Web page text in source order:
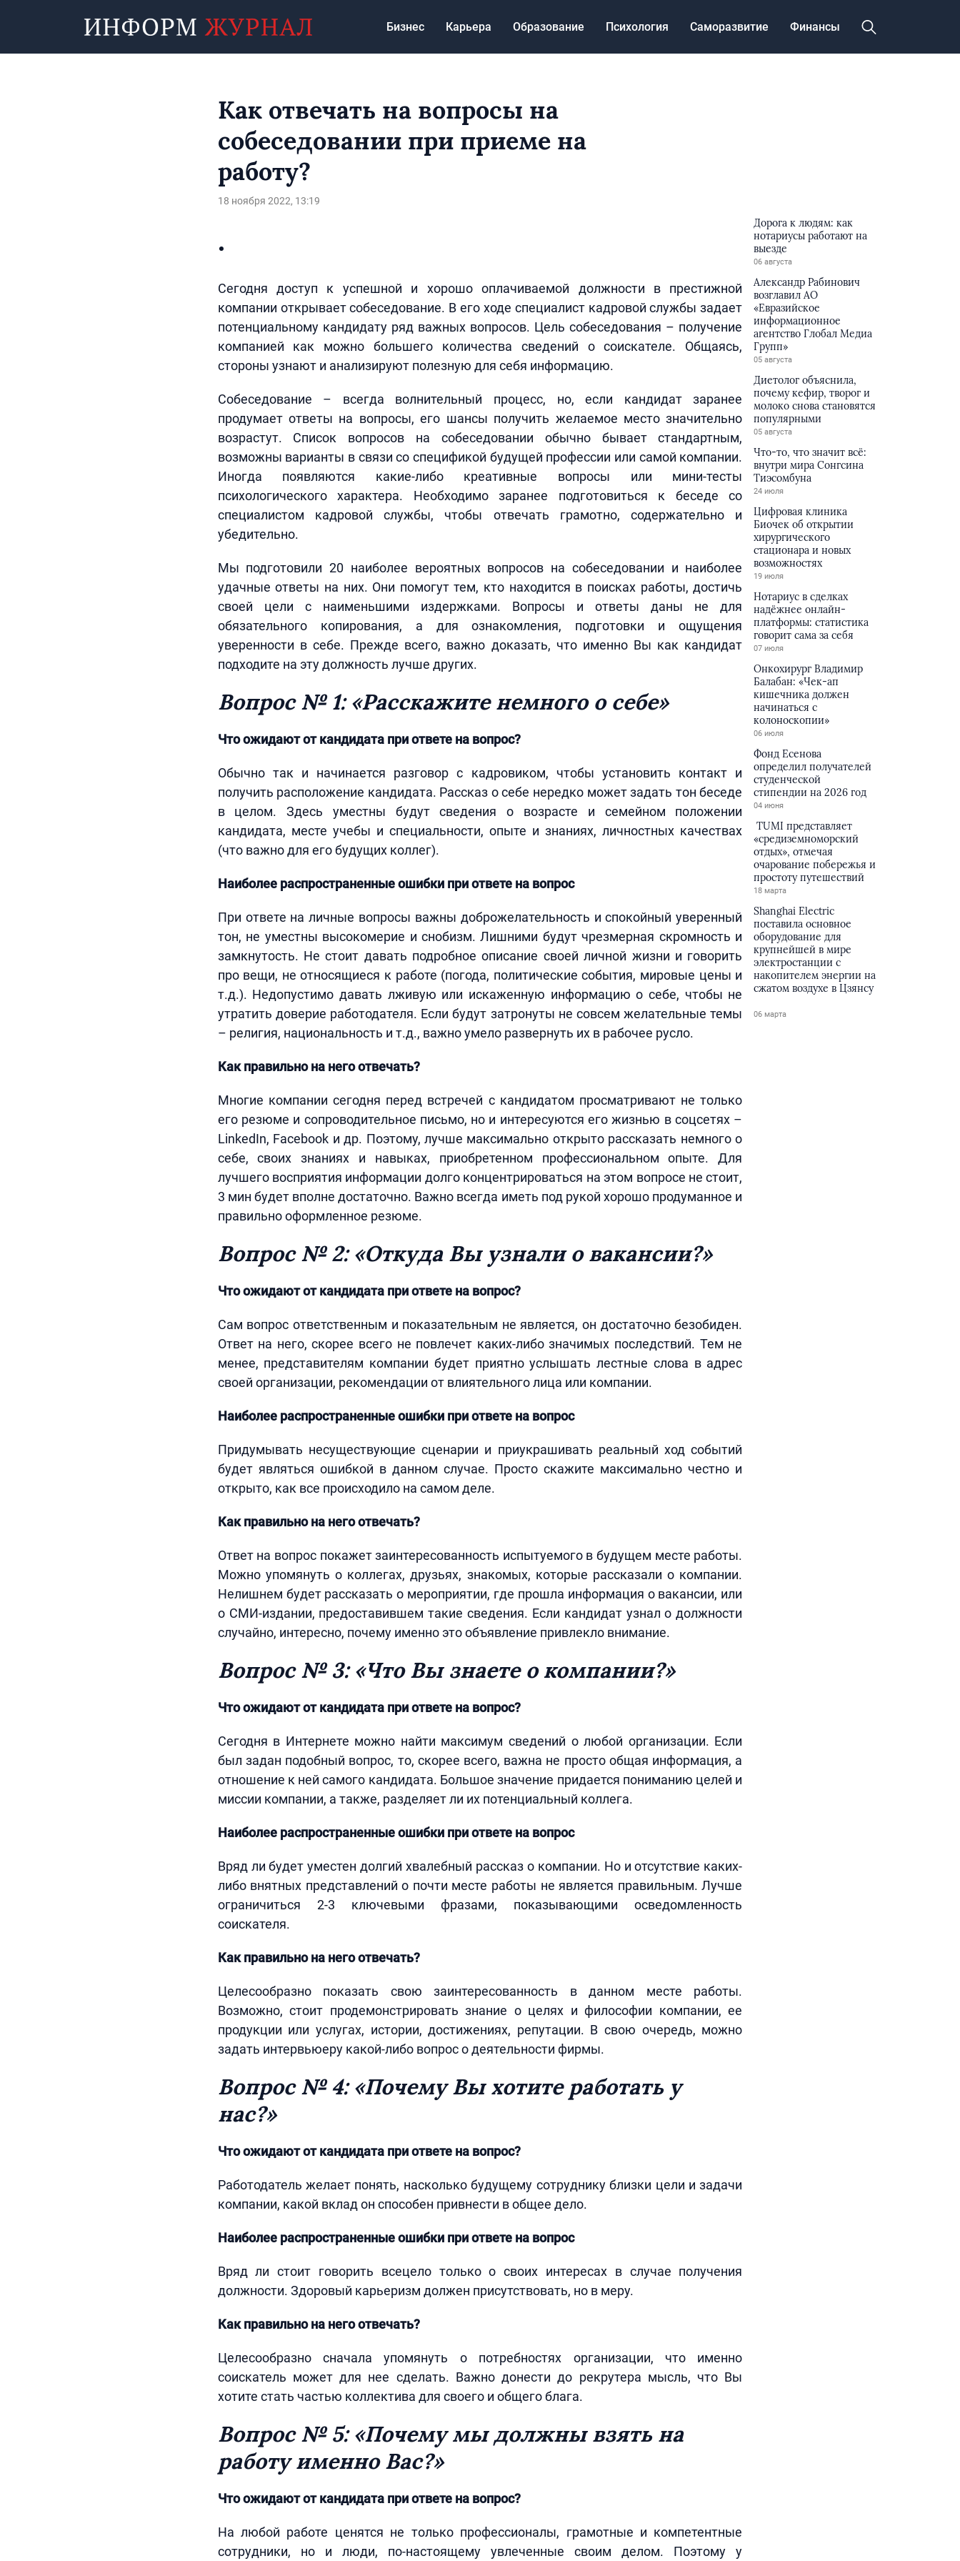
Бизнес Карьера Образование Психология Саморазвитие Финансы
Как отвечать на вопросы на
собеседовании при приеме на
работу?
18 ноября 2022, 13:19
Сегодня доступ к успешной и хорошо оплачиваемой должности в престижной
компании открывает собеседование. В его ходе специалист кадровой службы задает
потенциальному кандидату ряд важных вопросов. Цель собеседования – получение
компанией как можно большего количества сведений о соискателе. Общаясь,
стороны узнают и анализируют полезную для себя информацию.
Собеседование – всегда волнительный процесс, но, если кандидат заранее
продумает ответы на вопросы, его шансы получить желаемое место значительно
возрастут. Список вопросов на собеседовании обычно бывает стандартным,
возможны варианты в связи со спецификой будущей профессии или самой компании.
Иногда появляются какие-либо креативные вопросы или мини-тесты
психологического характера. Необходимо заранее подготовиться к беседе со
специалистом кадровой службы, чтобы отвечать грамотно, содержательно и
убедительно.
Мы подготовили 20 наиболее вероятных вопросов на собеседовании и наиболее
удачные ответы на них. Они помогут тем, кто находится в поисках работы, достичь
своей цели с наименьшими издержками. Вопросы и ответы даны не для
обязательного копирования, а для ознакомления, подготовки и ощущения
уверенности в себе. Прежде всего, важно доказать, что именно Вы как кандидат
подходите на эту должность лучше других.
Вопрос № 1: «Расскажите немного о себе»
Что ожидают от кандидата при ответе на вопрос?
Обычно так и начинается разговор с кадровиком, чтобы установить контакт и
получить расположение кандидата. Рассказ о себе нередко может задать тон беседе
в целом. Здесь уместны будут сведения о возрасте и семейном положении
кандидата, месте учебы и специальности, опыте и знаниях, личностных качествах
(что важно для его будущих коллег).
Наиболее распространенные ошибки при ответе на вопрос
При ответе на личные вопросы важны доброжелательность и спокойный уверенный
тон, не уместны высокомерие и снобизм. Лишними будут чрезмерная скромность и
замкнутость. Не стоит давать подробное описание своей личной жизни и говорить
про вещи, не относящиеся к работе (погода, политические события, мировые цены и
т.д.). Недопустимо давать лживую или искаженную информацию о себе, чтобы не
утратить доверие работодателя. Если будут затронуты не совсем желательные темы
– религия, национальность и т.д., важно умело развернуть их в рабочее русло.
Как правильно на него отвечать?
Многие компании сегодня перед встречей с кандидатом просматривают не только
его резюме и сопроводительное письмо, но и интересуются его жизнью в соцсетях –
LinkedIn, Facebook и др. Поэтому, лучше максимально открыто рассказать немного о
себе, своих знаниях и навыках, приобретенном профессиональном опыте. Для
лучшего восприятия информации долго концентрироваться на этом вопросе не стоит,
3 мин будет вполне достаточно. Важно всегда иметь под рукой хорошо продуманное и
правильно оформленное резюме.
Вопрос № 2: «Откуда Вы узнали о вакансии?»
Что ожидают от кандидата при ответе на вопрос?
Сам вопрос ответственным и показательным не является, он достаточно безобиден.
Ответ на него, скорее всего не повлечет каких-либо значимых последствий. Тем не
менее, представителям компании будет приятно услышать лестные слова в адрес
своей организации, рекомендации от влиятельного лица или компании.
Наиболее распространенные ошибки при ответе на вопрос
Придумывать несуществующие сценарии и приукрашивать реальный ход событий
будет являться ошибкой в данном случае. Просто скажите максимально честно и
открыто, как все происходило на самом деле.
Как правильно на него отвечать?
Ответ на вопрос покажет заинтересованность испытуемого в будущем месте работы.
Можно упомянуть о коллегах, друзьях, знакомых, которые рассказали о компании.
Нелишнем будет рассказать о мероприятии, где прошла информация о вакансии, или
о СМИ-издании, предоставившем такие сведения. Если кандидат узнал о должности
случайно, интересно, почему именно это объявление привлекло внимание.
Вопрос № 3: «Что Вы знаете о компании?»
Что ожидают от кандидата при ответе на вопрос?
Сегодня в Интернете можно найти максимум сведений о любой организации. Если
был задан подобный вопрос, то, скорее всего, важна не просто общая информация, а
отношение к ней самого кандидата. Большое значение придается пониманию целей и
миссии компании, а также, разделяет ли их потенциальный коллега.
Наиболее распространенные ошибки при ответе на вопрос
Вряд ли будет уместен долгий хвалебный рассказ о компании. Но и отсутствие каких-
либо внятных представлений о почти месте работы не является правильным. Лучше
ограничиться 2-3 ключевыми фразами, показывающими осведомленность
соискателя.
Как правильно на него отвечать?
Целесообразно показать свою заинтересованность в данном месте работы.
Возможно, стоит продемонстрировать знание о целях и философии компании, ее
продукции или услугах, истории, достижениях, репутации. В свою очередь, можно
задать интервьюеру какой-либо вопрос о деятельности фирмы.
Вопрос № 4: «Почему Вы хотите работать у
нас?»
Что ожидают от кандидата при ответе на вопрос?
Работодатель желает понять, насколько будущему сотруднику близки цели и задачи
компании, какой вклад он способен привнести в общее дело.
Наиболее распространенные ошибки при ответе на вопрос
Вряд ли стоит говорить всецело только о своих интересах в случае получения
должности. Здоровый карьеризм должен присутствовать, но в меру.
Как правильно на него отвечать?
Целесообразно сначала упомянуть о потребностях организации, что именно
соискатель может для нее сделать. Важно донести до рекрутера мысль, что Вы
хотите стать частью коллектива для своего и общего блага.
Вопрос № 5: «Почему мы должны взять на
работу именно Вас?»
Что ожидают от кандидата при ответе на вопрос?
На любой работе ценятся не только профессионалы, грамотные и компетентные
сотрудники, но и люди, по-настоящему увлеченные своим делом. Поэтому у
Дорога к людям: как
нотариусы работают на
выезде
06 августа
Александр Рабинович
возглавил АО
«Евразийское
информационное
агентство Глобал Медиа
Групп»
05 августа
Диетолог объяснила,
почему кефир, творог и
молоко снова становятся
популярными
05 августа
Что-то, что значит всё:
внутри мира Сонгсина
Тиэсомбуна
24 июля
Цифровая клиника
Биочек об открытии
хирургического
стационара и новых
возможностях
19 июля
Нотариус в сделках
надёжнее онлайн-
платформы: статистика
говорит сама за себя
07 июля
Онкохирург Владимир
Балабан: «Чек-ап
кишечника должен
начинаться с
колоноскопии»
06 июля
Фонд Есенова
определил получателей
студенческой
стипендии на 2026 год
04 июня
TUMI представляет
«средиземноморский
отдых», отмечая
очарование побережья и
простоту путешествий
18 марта
Shanghai Electric
поставила основное
оборудование для
крупнейшей в мире
электростанции с
накопителем энергии на
сжатом воздухе в Цзянсу
06 марта